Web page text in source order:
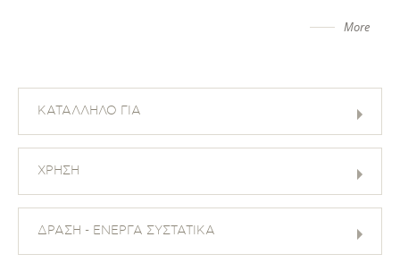
More
ΚΑΤΑΛΛΗΛΟ ΓΙΑ
ΧΡΗΣΗ
ΔΡΑΣΗ - ΕΝΕΡΓΑ ΣΥΣΤΑΤΙΚΑ